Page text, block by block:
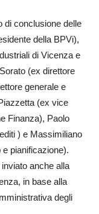
di conclusione delle
della BPVi),
di Vicenza e
(ex direttore
generale e
(ex vice
Finanza), Paolo
) e Massimiliano
pianificazione).
anche alla
in base alla
degli